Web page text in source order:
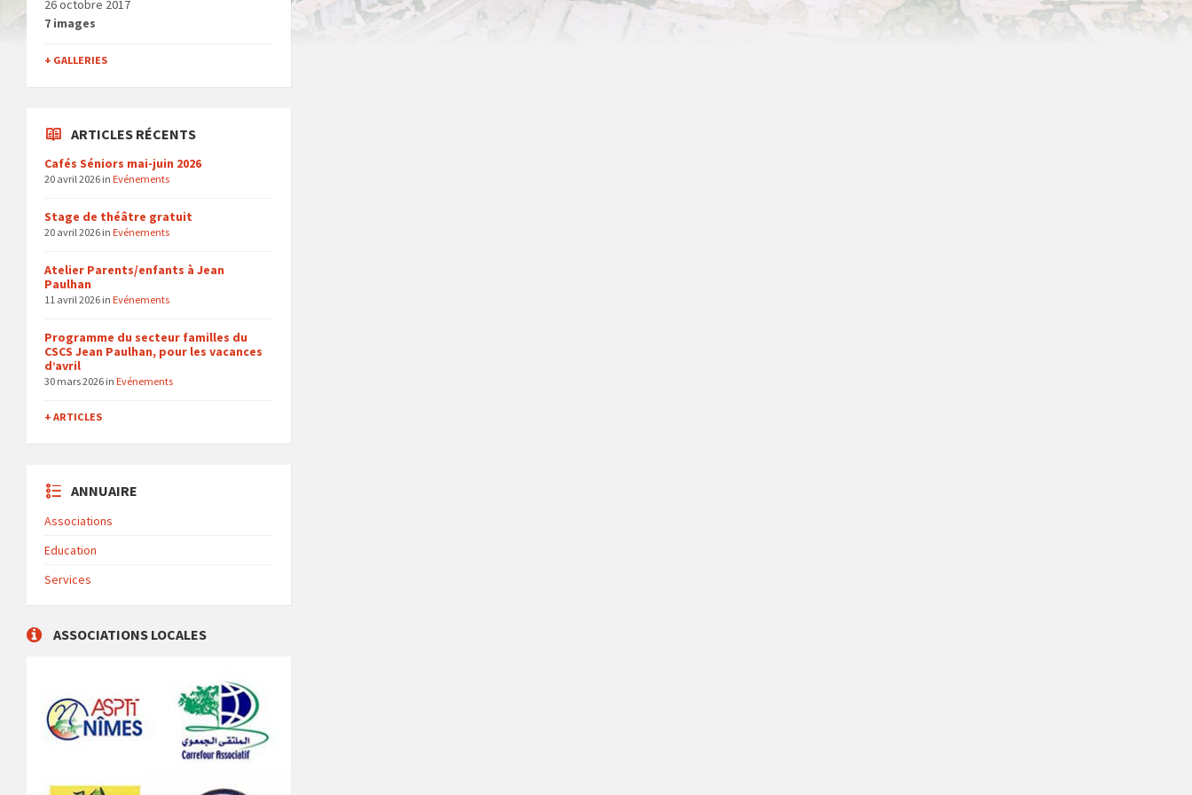
26 octobre 2017
7 images
+ GALLERIES
ARTICLES RÉCENTS
Cafés Séniors mai-juin 2026
20 avril 2026 in Evénements
Stage de théâtre gratuit
20 avril 2026 in Evénements
Atelier Parents/enfants à Jean
Paulhan
11 avril 2026 in Evénements
Programme du secteur familles du
CSCS Jean Paulhan, pour les vacances
d’avril
30 mars 2026 in Evénements
+ ARTICLES
ANNUAIRE
Associations
Education
Services
ASSOCIATIONS LOCALES